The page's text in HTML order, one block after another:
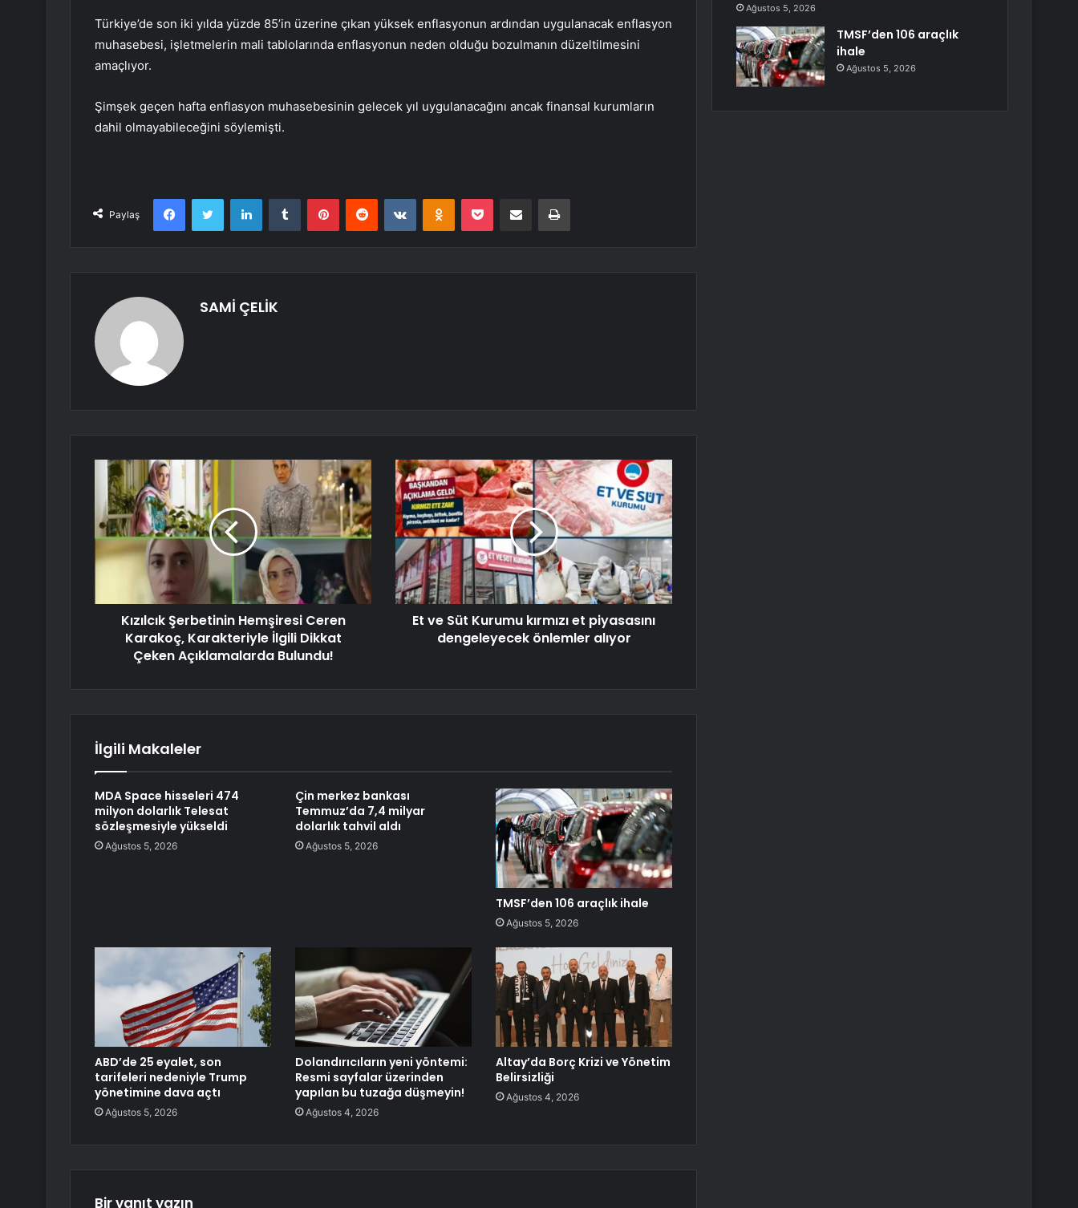
Türkiye’de son iki yılda yüzde 85’in üzerine çıkan yüksek enflasyonun ardından uygulanacak enflasyon
muhasebesi, işletmelerin mali tablolarında enflasyonun neden olduğu bozulmanın düzeltilmesini
amaçlıyor.
Şimşek geçen hafta enflasyon muhasebesinin gelecek yıl uygulanacağını ancak finansal kurumların
dahil olmayabileceğini söylemişti.
Paylaş
FacebookTwitter LinkedInTumblr PinterestReddit VKontakteOdnoklassniki
Pocket E-Posta ile paylaş Yazdır
SAMİ ÇELİK
Kızılcık Şerbetinin Hemşiresi Ceren
Karakoç, Karakteriyle İlgili Dikkat
Çeken Açıklamalarda Bulundu!
Et ve Süt Kurumu kırmızı et piyasasını
dengeleyecek önlemler alıyor
İlgili Makaleler
MDA Space hisseleri 474
milyon dolarlık Telesat
sözleşmesiyle yükseldi
Ağustos 5, 2026
Çin merkez bankası
Temmuz’da 7,4 milyar
dolarlık tahvil aldı
Ağustos 5, 2026
TMSF’den 106 araçlık ihale
Ağustos 5, 2026
ABD’de 25 eyalet, son
tarifeleri nedeniyle Trump
yönetimine dava açtı
Ağustos 5, 2026
Dolandırıcıların yeni yöntemi:
Resmi sayfalar üzerinden
yapılan bu tuzağa düşmeyin!
Ağustos 4, 2026
Altay’da Borç Krizi ve Yönetim
Belirsizliği
Ağustos 4, 2026
Bir yanıt yazın
Ağustos 5, 2026
TMSF’den 106 araçlık
ihale
Ağustos 5, 2026